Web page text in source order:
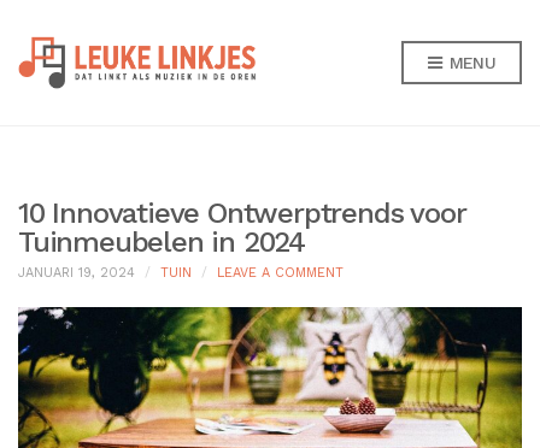
MENU
10 Innovatieve Ontwerptrends voor
Tuinmeubelen in 2024
JANUARI 19, 2024 TUIN LEAVE A COMMENTON
INNOVATIEVE
ONTWERPTRENDS
VOOR
TUINMEUBELEN
IN
2024